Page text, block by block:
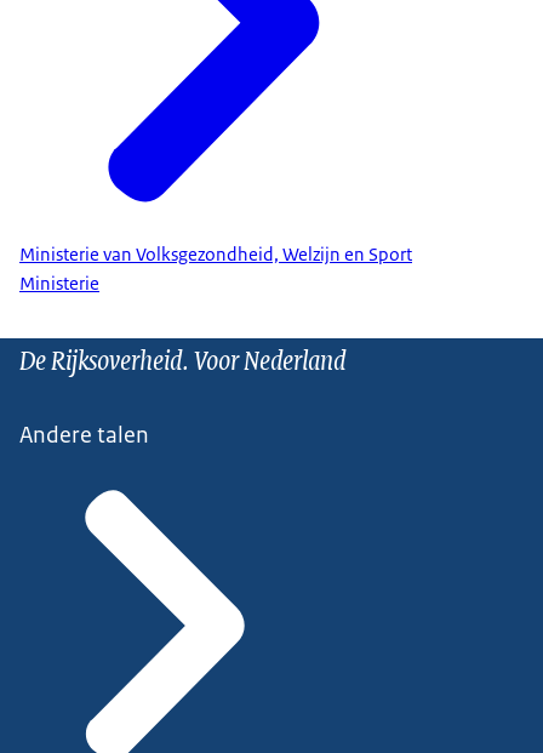
Ministerie van Volksgezondheid, Welzijn en Sport
Ministerie
De Rijksoverheid. Voor Nederland
Andere talen